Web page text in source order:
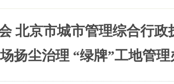
北京市城市管理综合行
场扬尘治理 “绿牌”工地管